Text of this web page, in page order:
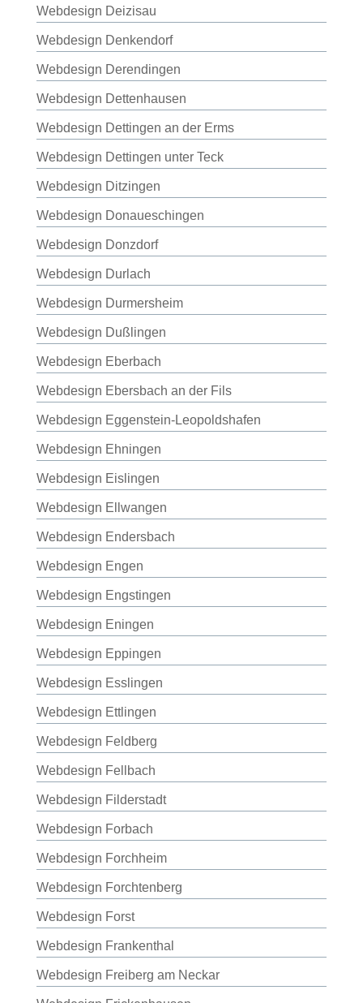
Webdesign Deizisau
Webdesign Denkendorf
Webdesign Derendingen
Webdesign Dettenhausen
Webdesign Dettingen an der Erms
Webdesign Dettingen unter Teck
Webdesign Ditzingen
Webdesign Donaueschingen
Webdesign Donzdorf
Webdesign Durlach
Webdesign Durmersheim
Webdesign Dußlingen
Webdesign Eberbach
Webdesign Ebersbach an der Fils
Webdesign Eggenstein-Leopoldshafen
Webdesign Ehningen
Webdesign Eislingen
Webdesign Ellwangen
Webdesign Endersbach
Webdesign Engen
Webdesign Engstingen
Webdesign Eningen
Webdesign Eppingen
Webdesign Esslingen
Webdesign Ettlingen
Webdesign Feldberg
Webdesign Fellbach
Webdesign Filderstadt
Webdesign Forbach
Webdesign Forchheim
Webdesign Forchtenberg
Webdesign Forst
Webdesign Frankenthal
Webdesign Freiberg am Neckar